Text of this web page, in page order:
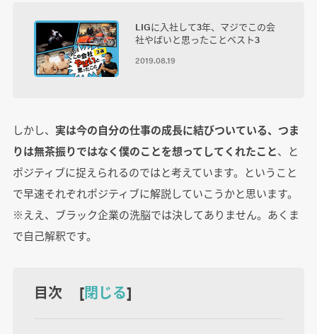
LIGに入社して3年、マジでこの会
社やばいと思ったことベスト3
2019.08.19
しかし、 実は今の自分の仕事の成長に結びついている、つま
りは無茶振りではなく僕のことを想ってしてくれたこと、と
ポジティブに捉えられるのではと考えています。ということ
で早速それぞれポジティブに解説していこうかと思います。
※ええ、ブラック企業の洗脳では決してありません。あくま
で自己解釈です。
目次 [閉じる]